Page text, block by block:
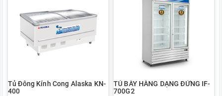
Tủ Đông Kính Cong Alaska KN-
400
TỦ BÀY HÀNG DẠNG ĐỨNG IF-
700G2